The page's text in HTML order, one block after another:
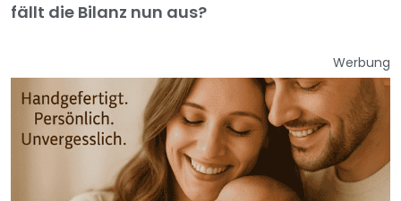
fällt die Bilanz nun aus?
Werbung